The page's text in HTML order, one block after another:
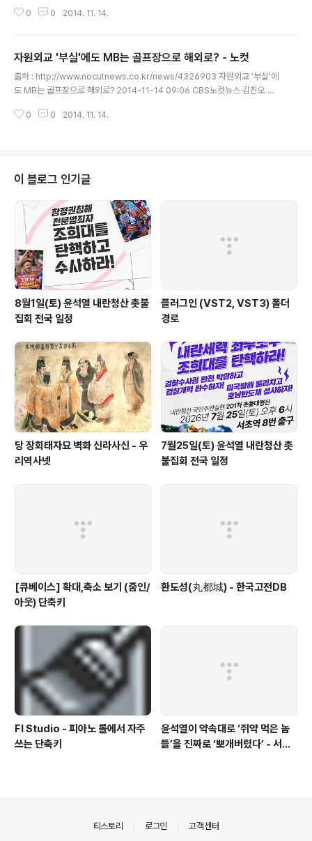
정부 예산에서 4자방과 창조경제 예산 등을 전액삭감하고 재벌감세 철회 등으
처리로 연평균 10조원내외의 추가 세수를 확보키로 했다. 예산안 삭감 대상으
로는 각종 4자방 비리 예산 2조원을 비롯해 창조경제사업, 새마을사업, DMZ
평화공원 조성 사업, 국가보훈처의 나라사랑계승발전사업, 군..
0 0 2014. 11. 14.
자원외교 '부실'에도 MB는 골프장으로 해외로? - 노컷
출처 : http://www.nocutnews.co.kr/news/4326903 자원외교 '부실'에
도 MB는 골프장으로 해외로? 2014-11-14 09:06 CBS노컷뉴스 김진오 기
자원외교가 비리에 부실덩어리였다는 사실이 속속 드러나고 있으나 이명박 전
'마지못해 4대강 사업에 참여해 담합으로 처벌을 당하고 이익도 남기지 못했
다'며 볼멘소리를 하고 있다. 국토부가 4대강 사업을 하면서 낙동강의 수심을..
0 0 2014. 11. 14.
이 블로그 인기글
8월1일(토) 윤석열 내란청산 촛불
집회 전국 일정
플러그인 (VST2, VST3) 폴더
경로
당 장회태자묘 벽화 신라사신 - 우
리역사넷
7월25일(토) 윤석열 내란청산 촛
불집회 전국 일정
[큐베이스] 확대,축소 보기 (줌인/
아웃) 단축키
환도성(丸都城) - 한국고전DB
Fl Studio - 피아노 롤에서 자주
쓰는 단축키
윤석열이 약속대로 ‘쥐약 먹은 놈
들’을 진짜로 ‘뽀개버렸다’ - 서울
티스토리 로그인 고객센터